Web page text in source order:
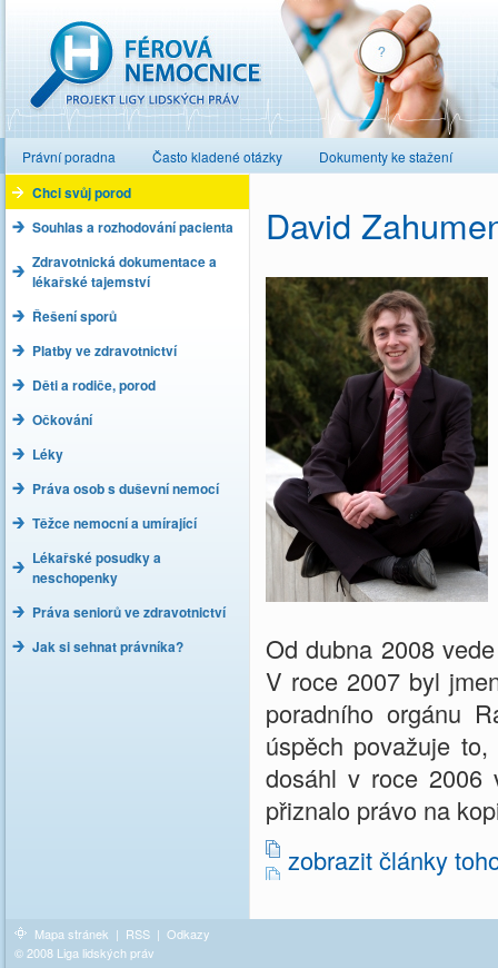
Právní poradna Často kladené otázky Dokumenty ke stažení
Chci svůj porod
Souhlas a rozhodování pacienta
Zdravotnická dokumentace a
lékařské tajemství
Řešení sporů
Platby ve zdravotnictví
Děti a rodiče, porod
Očkování
Léky
Práva osob s duševní nemocí
Těžce nemocní a umírající
Lékařské posudky a
neschopenky
Práva seniorů ve zdravotnictví
Jak si sehnat právníka?
David
Od dubna 2008
V roce 2007 byl
poradního orgánu
úspěch považuje
dosáhl v roce 2006
přiznalo právo na
zobrazit články
Mapa stránek | RSS | Odkazy
© 2008 Liga lidských práv